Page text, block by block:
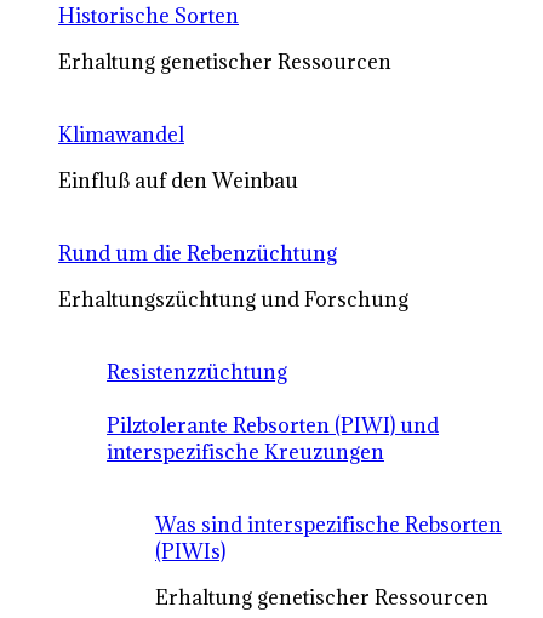
Historische Sorten
Erhaltung genetischer Ressourcen
Klimawandel
Einfluß auf den Weinbau
Rund um die Rebenzüchtung
Erhaltungszüchtung und Forschung
Resistenzzüchtung
Pilztolerante Rebsorten (PIWI) und
interspezifische Kreuzungen
Was sind interspezifische Rebsorten
(PIWIs)
Erhaltung genetischer Ressourcen